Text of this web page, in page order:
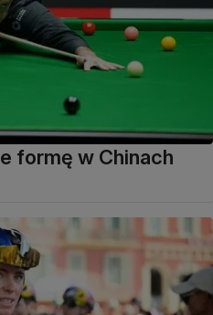
formę w Chinach